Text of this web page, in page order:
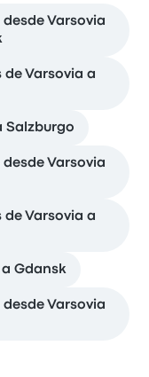
Varsovia
Varsovia a
Salzburgo
Varsovia
Varsovia a
Gdansk
Varsovia